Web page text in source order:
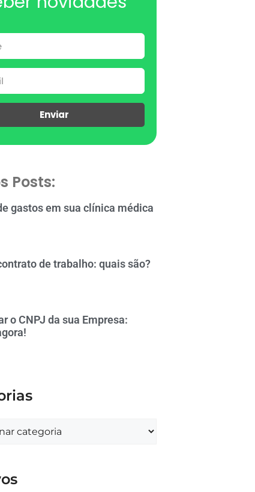
Enviar
Posts:
gastos em sua clínica médica
de trabalho: quais são?
o CNPJ da sua Empresa: